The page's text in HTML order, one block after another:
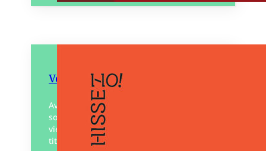
Vent du sud
Avec sa famille, Nina s’apprête à quitter
son pays pour commencer une nouvelle
vie de l’autre côté de la mer. Ce nouveau
titre de la collection Hissez ho !…